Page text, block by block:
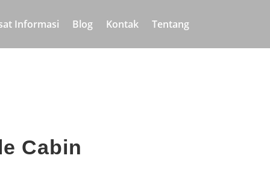
Informasi Blog Kontak Tentang
Cabin